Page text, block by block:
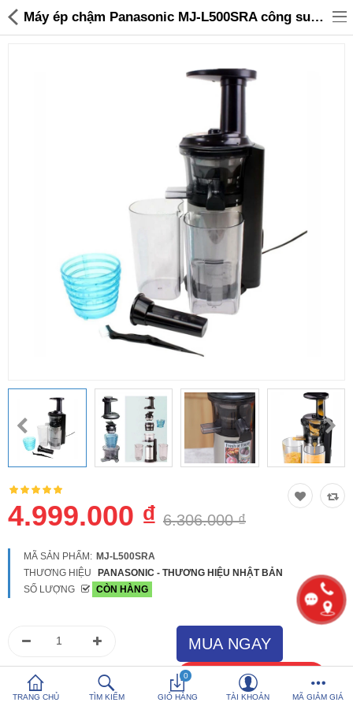
Sản phẩm khác
Thương hiệu
So sánh Yêu thích (0)
Hotline: 0816 505 655
Tải App SanHangRe nhận Quà
TRANG CHỦ TÌM KIẾM
0
GIỎ HÀNG TÀI KHOẢN MÃ GIẢM GIÁ
Máy ép chậm Panasonic MJ-L500SRA công suất 150W chính hãng, bảo hành 12 tháng - 4,999,000 | Sanhangre
4.999.000 ₫ 6.306.000 ₫
MÃ SẢN PHẨM: MJ-L500SRA
THƯƠNG HIỆU
PANASONIC - THƯƠNG HIỆU NHẬT BẢN
SỐ LƯỢNG
CÒN HÀNG